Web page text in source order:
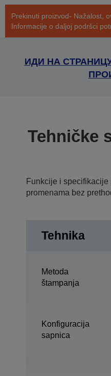
Prekinuti proizvod- Nažalost,
Informacije o daljoj podršci
ИДИ НА
Tehničke
Funkcije i
promenama bez
Tehnika
Metoda
štampanja
Konfiguracija
sapnica